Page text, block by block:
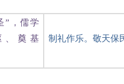
”，儒学
、奠基
制礼作乐。敬天保